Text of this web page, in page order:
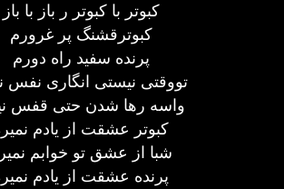
کبوتر با کبوتر ر باز با باز
کبوترقشنگ پر غرورم
پرنده سفید راه دورم
تووقتی نیستی انگاری نفس
واسه رها شدن حتی قفس
کبوتر عشقت از یادم
شبا از عشق تو خوابم
پرنده عشقت از یادم